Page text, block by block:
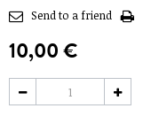
Send to a friend
10,00 €